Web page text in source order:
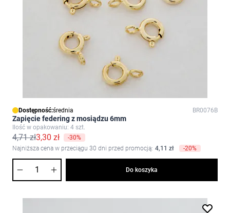
Dostępność:średnia BR0076B
Zapięcie federing z mosiądzu 6mm
Ilość w opakowaniu: 4 szt.
4,71 zł3,30 zł
-30%
Najniższa cena w przeciągu 30 dni przed promocją: 4,11 zł -20%
Do koszyka